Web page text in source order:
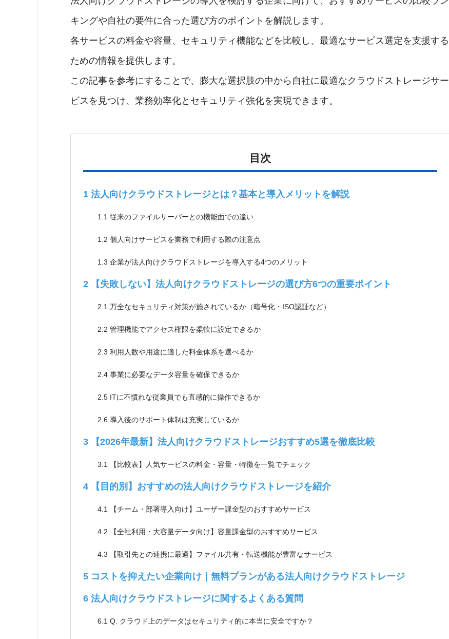
キングや自社の要件に合った選び方のポイントを解説します。
各サービスの料金や容量、セキュリティ機能などを比較し、最適なサービス選定を支援する
ための情報を提供します。
この記事を参考にすることで、膨大な選択肢の中から自社に最適なクラウドストレージサー
ビスを見つけ、業務効率化とセキュリティ強化を実現できます。
目次
1 法人向けクラウドストレージとは？基本と導入メリットを解説
1.1 従来のファイルサーバーとの機能面での違い
1.2 個人向けサービスを業務で利用する際の注意点
1.3 企業が法人向けクラウドストレージを導入する4つのメリット
2 【失敗しない】法人向けクラウドストレージの選び方6つの重要ポイント
2.1 万全なセキュリティ対策が施されているか（暗号化・ISO認証など）
2.2 管理機能でアクセス権限を柔軟に設定できるか
2.3 利用人数や用途に適した料金体系を選べるか
2.4 事業に必要なデータ容量を確保できるか
2.5 ITに不慣れな従業員でも直感的に操作できるか
2.6 導入後のサポート体制は充実しているか
3 【2026年最新】法人向けクラウドストレージおすすめ5選を徹底比較
3.1 【比較表】人気サービスの料金・容量・特徴を一覧でチェック
4 【目的別】おすすめの法人向けクラウドストレージを紹介
4.1 【チーム・部署導入向け】ユーザー課金型のおすすめサービス
4.2 【全社利用・大容量データ向け】容量課金型のおすすめサービス
4.3 【取引先との連携に最適】ファイル共有・転送機能が豊富なサービス
5 コストを抑えたい企業向け｜無料プランがある法人向けクラウドストレージ
6 法人向けクラウドストレージに関するよくある質問
6.1 Q. クラウド上のデータはセキュリティ的に本当に安全ですか？